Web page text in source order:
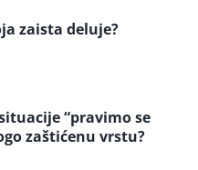
zaista deluje?
“pravimo se
zaštićenu vrstu?